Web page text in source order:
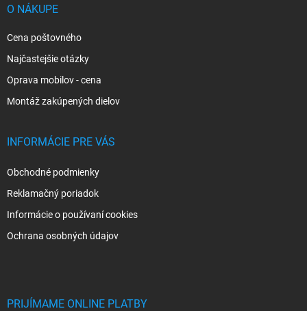
O NÁKUPE
Cena poštovného
Najčastejšie otázky
Oprava mobilov - cena
Montáž zakúpených dielov
INFORMÁCIE PRE VÁS
Obchodné podmienky
Reklamačný poriadok
Informácie o používaní cookies
Ochrana osobných údajov
PRIJÍMAME ONLINE PLATBY